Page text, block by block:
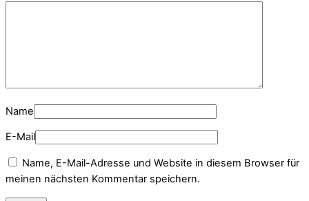
Name
E-Mail
Name, E-Mail-Adresse und Website in diesem Browser für
meinen nächsten Kommentar speichern.